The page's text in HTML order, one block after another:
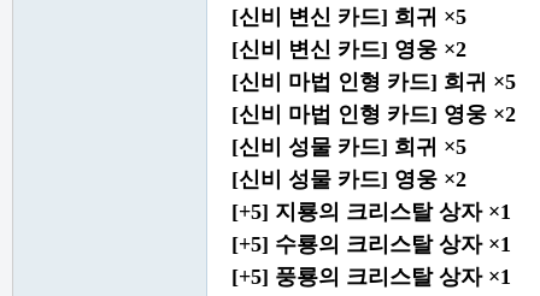
[신비 변신 카드] 희귀 ×5
[신비 변신 카드] 영웅 ×2
[신비 마법 인형 카드] 희귀 ×5
[신비 마법 인형 카드] 영웅 ×2
[신비 성물 카드] 희귀 ×5
[신비 성물 카드] 영웅 ×2
[+5] 지룡의 크리스탈 상자 ×1
[+5] 수룡의 크리스탈 상자 ×1
[+5] 풍룡의 크리스탈 상자 ×1